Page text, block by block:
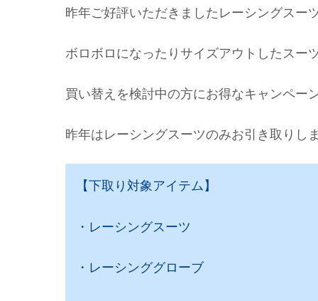
昨年ご好評いただきましたレーシングスー
ボロボロになったりサイズアウトしたスー
買い替えを検討中の方にお得なキャンペー
昨年はレーシングスーツのみお引き取りし
【下取り対象アイテム】
・レーシングスーツ
・レーシンググローブ